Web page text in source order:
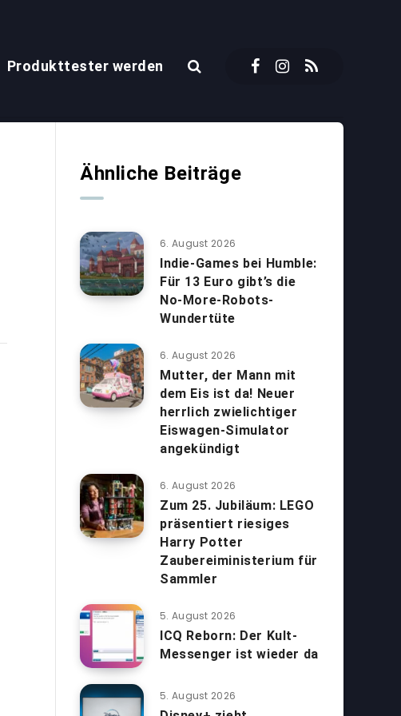
Produkttester werden
Ähnliche Beiträge
6. August 2026
Indie-Games bei Humble:
Für 13 Euro gibt’s die
No-More-Robots-
Wundertüte
6. August 2026
Mutter, der Mann mit
dem Eis ist da! Neuer
herrlich zwielichtiger
Eiswagen-Simulator
angekündigt
6. August 2026
Zum 25. Jubiläum: LEGO
präsentiert riesiges
Harry Potter
Zaubereiministerium für
Sammler
5. August 2026
ICQ Reborn: Der Kult-
Messenger ist wieder da
5. August 2026